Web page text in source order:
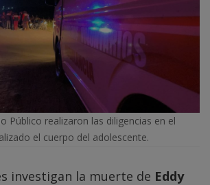
Público realizaron las diligencias en el
el cuerpo del adolescente.
investigan la muerte de Eddy